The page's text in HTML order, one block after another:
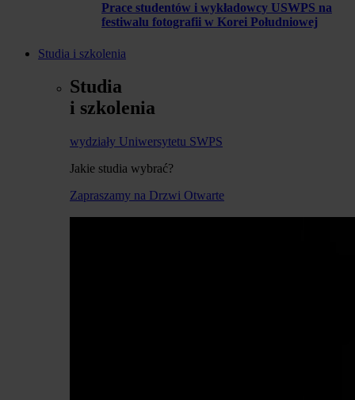
Prace studentów i wykładowcy USWPS na
festiwalu fotografii w Korei Południowej
Studia i szkolenia
Studia
i szkolenia
wydziały Uniwersytetu SWPS
Jakie studia wybrać?
Zapraszamy na Drzwi Otwarte